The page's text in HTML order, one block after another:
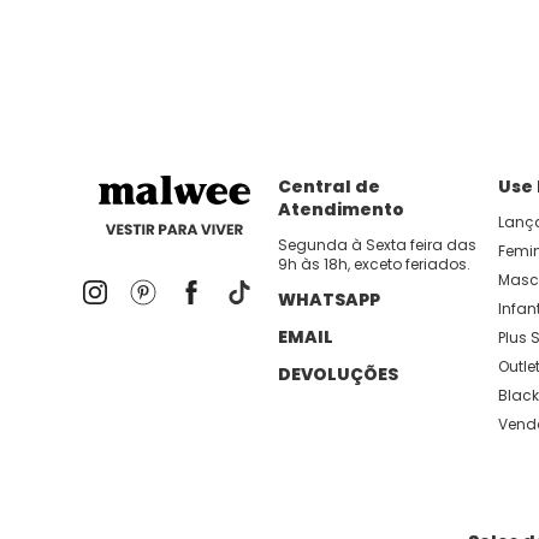
Central de
Atendimento
Segunda à Sexta feira das
9h às 18h, exceto feriados.
WHATSAPP
EMAIL
DEVOLUÇÕES
Plus
Outlet